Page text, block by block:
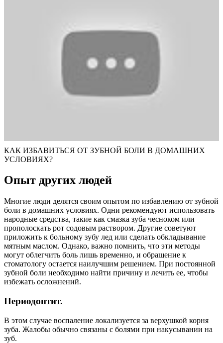
КАК ИЗБАВИТЬСЯ ОТ ЗУБНОЙ БОЛИ В ДОМАШНИХ
УСЛОВИЯХ?
Опыт других людей
Многие люди делятся своим опытом по избавлению от зубной
боли в домашних условиях. Одни рекомендуют использовать
народные средства, такие как смазка зуба чесноком или
прополоскать рот содовым раствором. Другие советуют
приложить к больному зубу лед или сделать обкладывание
мятным маслом. Однако, важно помнить, что эти методы
могут облегчить боль лишь временно, и обращение к
стоматологу остается наилучшим решением. При постоянной
зубной боли необходимо найти причину и лечить ее, чтобы
избежать осложнений.
Периодонтит.
В этом случае воспаление локализуется за верхушкой корня
зуба. Жалобы обычно связаны с болями при накусывании на
зуб.